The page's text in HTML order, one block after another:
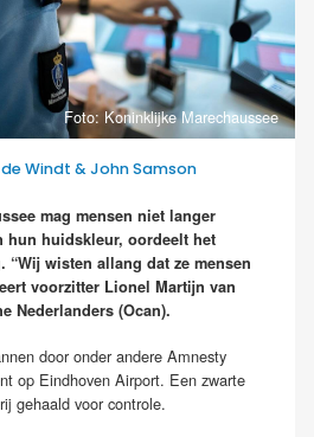
Foto: Koninklijke Marechaussee
Windt & John Samson
mag mensen niet langer
hun huidskleur, oordeelt het
“Wij wisten allang dat ze mensen
voorzitter Lionel Martijn van
Nederlanders (Ocan).
door onder andere Amnesty
op Eindhoven Airport. Een zwarte
gehaald voor controle.